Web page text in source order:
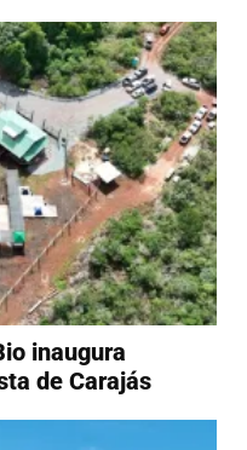
inaugura
de Carajás